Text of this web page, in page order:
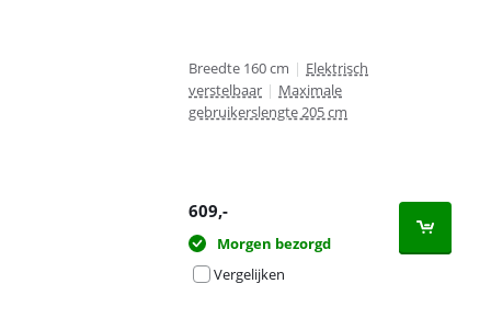
Breedte 160 cm | Elektrisch
verstelbaar | Maximale
gebruikerslengte 205 cm
609,-
Morgen bezorgd
Vergelijken